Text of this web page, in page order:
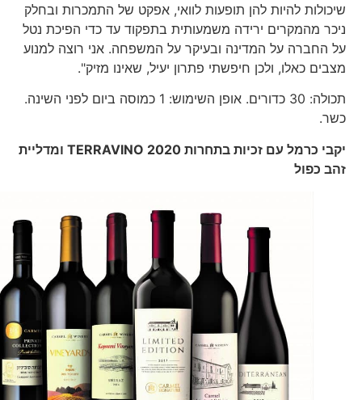
שיכולות להיות להן תופעות לוואי, אפקט של התמכרות ובחלק
ניכר מהמקרים ירידה משמעותית בתפקוד עד כדי הפיכת נטל
על החברה על המדינה ובעיקר על המשפחה. אני רוצה למנוע
מצבים כאלו, ולכן חיפשתי פתרון יעיל, שאינו מזיק".
תכולה: 30 כדורים. אופן השימוש: 1 כמוסה ביום לפני השינה.
כשר.
יקבי כרמל עם זכיות בתחרותTERRAVINO 2020ומדליית
זהב כפול